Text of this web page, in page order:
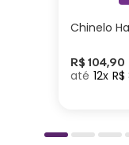
8cm | Peso:
Cuidados e
detergente
Chinelo
R$ 104,90
12 R$